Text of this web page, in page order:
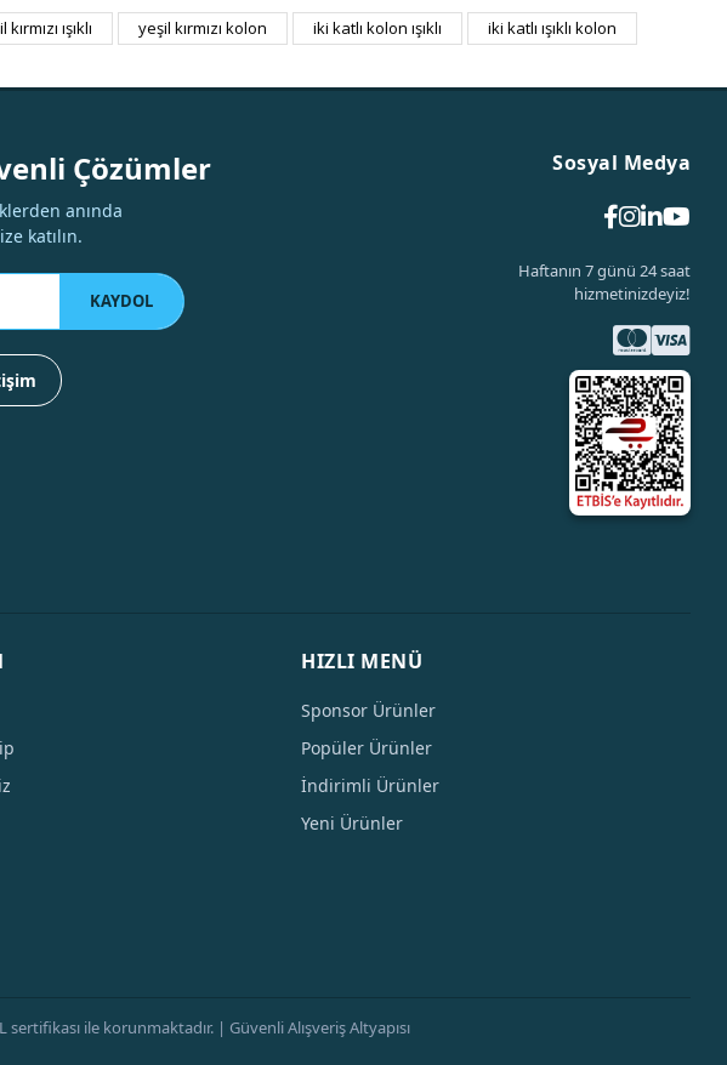
ışıklı yeşil kırmızı kolon iki katlı kolon ışıklı
iki katlı ışıklı kolon
Çözümler
anında
katılın.
KAYDOL
Sosyal Medya
Haftanın 7 günü 24 saat
hizmetinizdeyiz!
HIZLI MENÜ
Sponsor Ürünler
Popüler Ürünler
İndirimli Ürünler
Yeni Ürünler
ile korunmaktadır. | Güvenli Alışveriş Altyapısı